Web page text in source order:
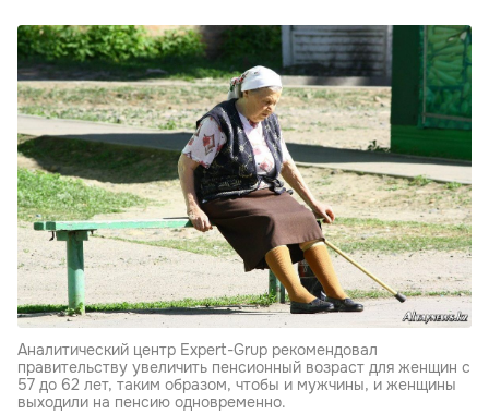
Аналитический центр Expert-Grup рекомендовал
правительству увеличить пенсионный возраст для женщин с
57 до 62 лет, таким образом, чтобы и мужчины, и женщины
выходили на пенсию одновременно.